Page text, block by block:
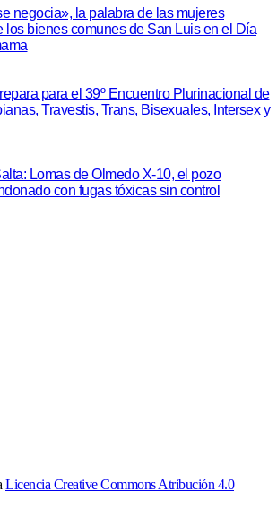
negocia», la palabra de las mujeres
los bienes comunes de San Luis en el Día
para el 39º Encuentro Plurinacional de
Travestis, Trans, Bisexuales, Intersex y
Lomas de Olmedo X-10, el pozo
con fugas tóxicas sin control
Licencia Creative Commons Atribución 4.0